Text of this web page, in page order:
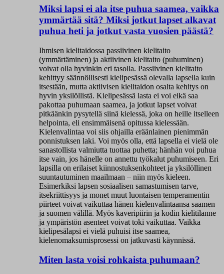
Miksi lapsi ei ala itse puhua saamea, vaikka
ymmärtää sitä? Miksi jotkut lapset alkavat
puhua heti ja jotkut vasta vuosien päästä?
Ihmisen kielitaidossa passiivinen kielitaito
(ymmärtäminen) ja aktiivinen kielitaito (puhuminen)
voivat olla hyvinkin eri tasolla. Passiivinen kielitaito
kehittyy säännöllisesti kielipesässä olevalla lapsella kuin
itsestään, mutta aktiivisen kielitaidon osalta kehitys on
hyvin yksilöllistä. Kielipesässä lasta ei voi eikä saa
pakottaa puhumaan saamea, ja jotkut lapset voivat
pitkäänkin pysytellä siinä kielessä, joka on heille itselleen
helpointa, eli ensimmäisenä opitussa kielessään.
Kielenvalintaa voi siis ohjailla eräänlainen pienimmän
ponnistuksen laki. Voi myös olla, että lapsella ei vielä ole
sanastollista valmiutta tuottaa puhetta; hänhän voi puhua
itse vain, jos hänelle on annettu työkalut puhumiseen. Eri
lapsilla on erilaiset kiinnostuksenkohteet ja yksilöllinen
suuntautuminen maailmaan – niin myös kieleen.
Esimerkiksi lapsen sosiaalisen samastumisen tarve,
itsekriittisyys ja monet muut luontaisen temperamentin
piirteet voivat vaikuttaa hänen kielenvalintaansa saamen
ja suomen välillä. Myös kaveripiirin ja kodin kielitilanne
ja ympäristön asenteet voivat toki vaikuttaa. Vaikka
kielipesälapsi ei vielä puhuisi itse saamea,
kielenomaksumisprosessi on jatkuvasti käynnissä.
Miten lasta voisi rohkaista puhumaan?